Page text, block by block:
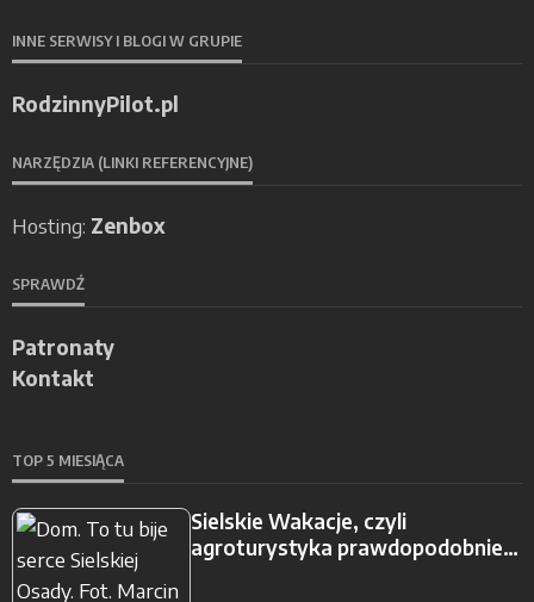
INNE SERWISY I BLOGI W GRUPIE
RodzinnyPilot.pl
NARZĘDZIA (LINKI REFERENCYJNE)
Hosting: Zenbox
SPRAWDŹ
Patronaty
Kontakt
TOP 5 MIESIĄCA
Sielskie Wakacje, czyli
agroturystyka prawdopodobnie…